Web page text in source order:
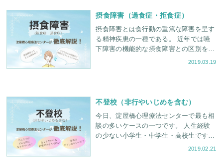
摂食障害（過食症・拒食症）
摂食障害とは食行動の重篤な障害を呈す
る精神疾患の一種である。 近年では嚥
下障害の機能的な摂食障害との区別をつ
けるため、中枢性摂食異常症とも呼ばれ
2019.03.19
不登校（非行やいじめを含む）
今日、淀屋橋心理療法センターで最も相
談の多いケースの一つです。 人生経験
の少ない小学生・中学生・高校生ですか
ら、ただ「見守る」「自主性を尊重す
2019.02.21